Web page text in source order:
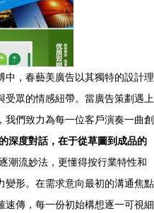
中，春藝美廣告以其獨特的設計理
受眾的情感紐帶。當廣告策劃遇上
們致力為每一位客戶演奏一曲創
深度對話，在于從草圖到成品的
潮流妙法，更懂得按行業特性和
變形。在需求意向最初的溝通焦點
速傳，每一份初始構想逐一可視細